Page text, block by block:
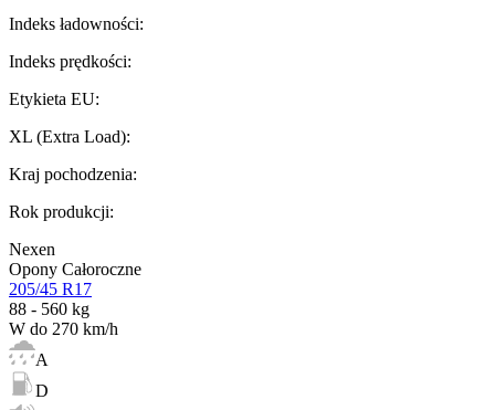
Indeks ładowności:
Indeks prędkości:
Etykieta EU:
XL (Extra Load):
Kraj pochodzenia:
Rok produkcji:
Nexen
Opony Całoroczne
205/45 R17
88 - 560 kg
W do 270 km/h
A
D